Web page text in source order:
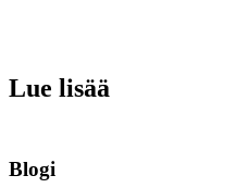
Lue lisää
Blogi